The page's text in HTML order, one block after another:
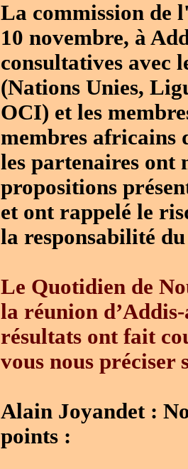
La commission de
10 novembre, à
consultatives avec
(Nations Unies,
OCI) et les
membres africains
les partenaires ont
propositions
et ont rappelé le
la responsabilité
Le Quotidien de
la réunion
résultats ont fait
vous nous préciser
Alain Joyandet :
points :